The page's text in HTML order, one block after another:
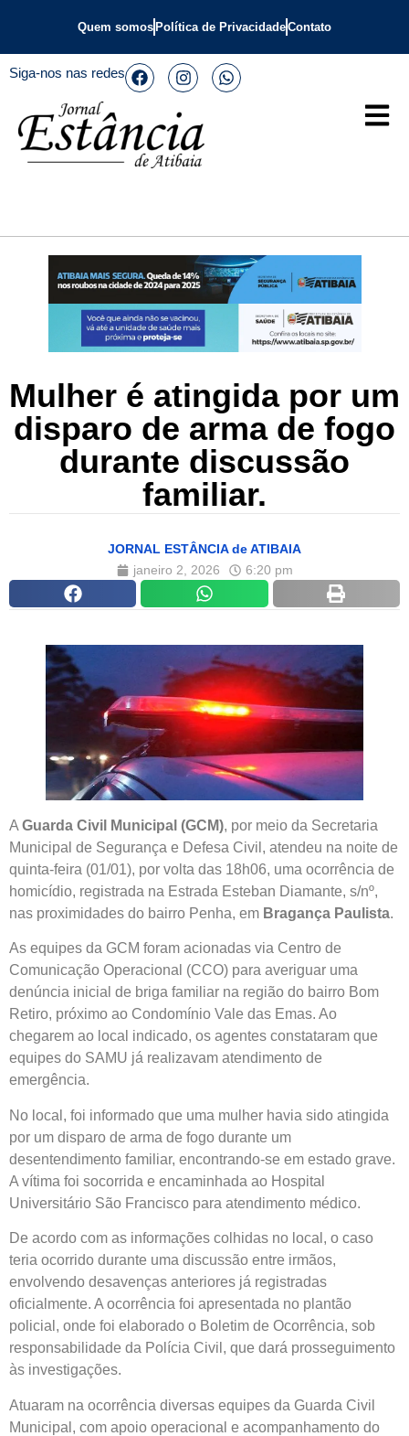
Quem somos Política de PrivacidadeContato
Siga-nos nas redes
Mulher é atingida por um
disparo de arma de fogo
durante discussão
familiar.
JORNAL ESTÂNCIA de ATIBAIA
janeiro 2, 2026
6:20 pm
A Guarda Civil Municipal (GCM), por meio da Secretaria
Municipal de Segurança e Defesa Civil, atendeu na noite de
quinta-feira (01/01), por volta das 18h06, uma ocorrência de
homicídio, registrada na Estrada Esteban Diamante, s/nº,
nas proximidades do bairro Penha, em Bragança Paulista.
As equipes da GCM foram acionadas via Centro de
Comunicação Operacional (CCO) para averiguar uma
denúncia inicial de briga familiar na região do bairro Bom
Retiro, próximo ao Condomínio Vale das Emas. Ao
chegarem ao local indicado, os agentes constataram que
equipes do SAMU já realizavam atendimento de
emergência.
No local, foi informado que uma mulher havia sido atingida
por um disparo de arma de fogo durante um
desentendimento familiar, encontrando-se em estado grave.
A vítima foi socorrida e encaminhada ao Hospital
Universitário São Francisco para atendimento médico.
De acordo com as informações colhidas no local, o caso
teria ocorrido durante uma discussão entre irmãos,
envolvendo desavenças anteriores já registradas
oficialmente. A ocorrência foi apresentada no plantão
policial, onde foi elaborado o Boletim de Ocorrência, sob
responsabilidade da Polícia Civil, que dará prosseguimento
às investigações.
Atuaram na ocorrência diversas equipes da Guarda Civil
Municipal, com apoio operacional e acompanhamento do